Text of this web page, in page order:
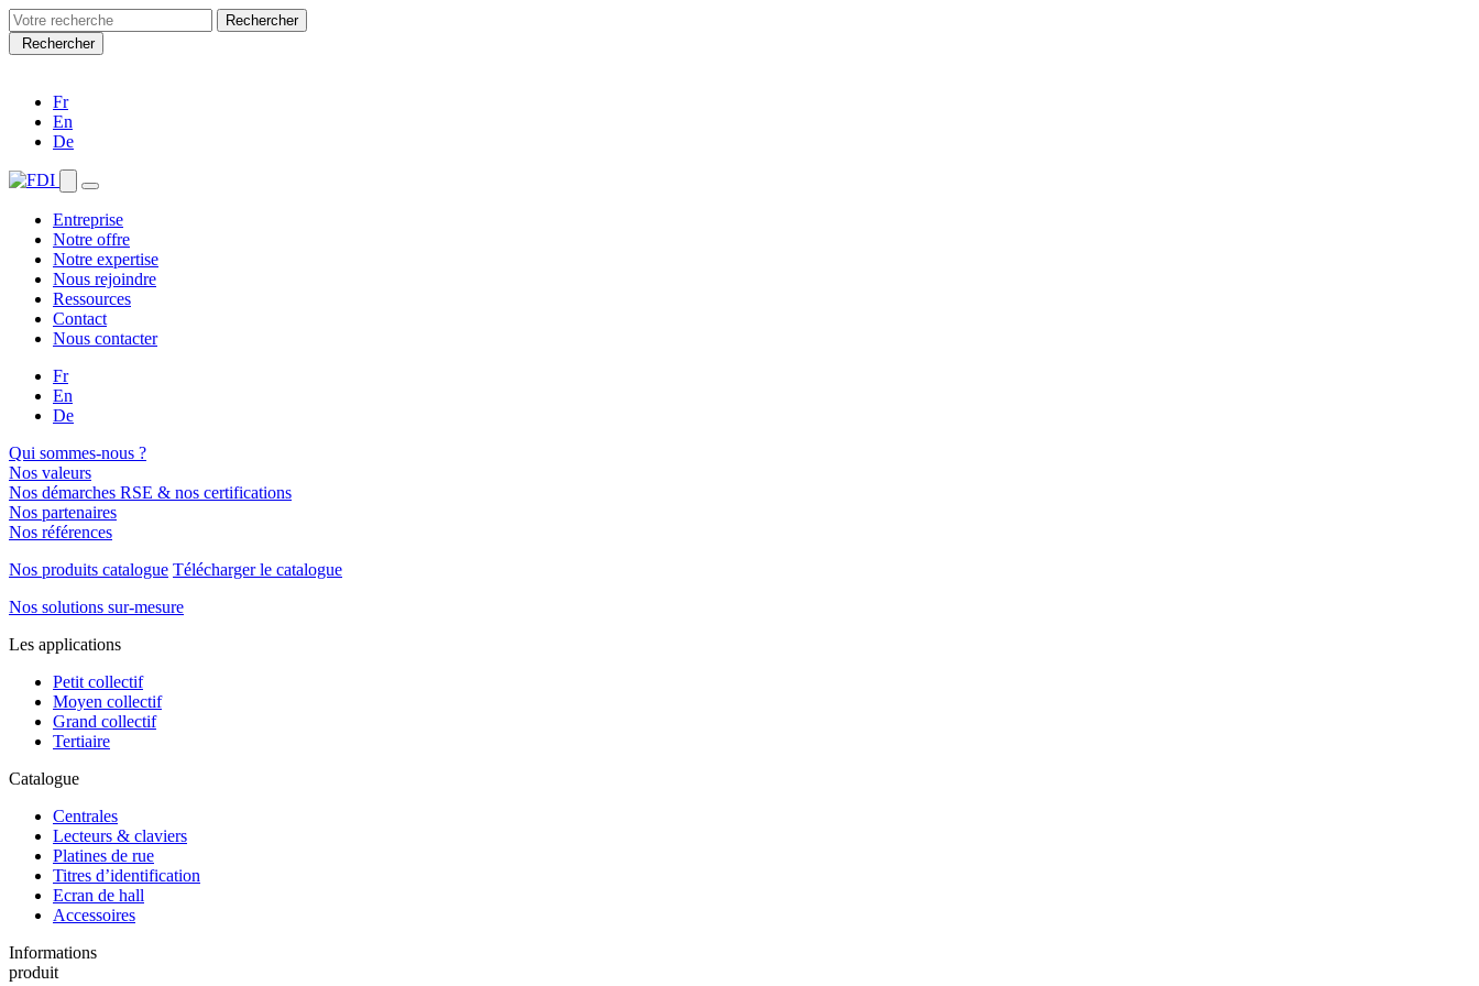
Search
for:Rechercher
Fr
En
De
Entreprise
Notre offre
Notre expertise
Nous rejoindre
Ressources
Contact
Nous contacter
Fr
En
De
Qui sommes-nous ?
Nos valeurs
Nos démarches RSE & nos certifications
Nos partenaires
Nos références
Nos produits catalogue Télécharger le catalogue
Nos solutions sur-mesure
Les applications
Petit collectif
Moyen collectif
Grand collectif
Tertiaire
Catalogue
Centrales
Lecteurs & claviers
Platines de rue
Titres d’identification
Ecran de hall
Accessoires
Informations
produit